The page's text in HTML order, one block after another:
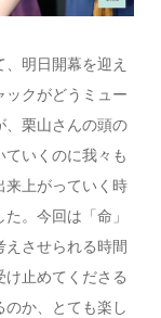
明日開幕を迎え
ックがどうミュー
、栗山さんの頭の
いくのに我々も
来上がっていく時
。今回は「命」
えさせられる時間
止めてくださる
か、とても楽し